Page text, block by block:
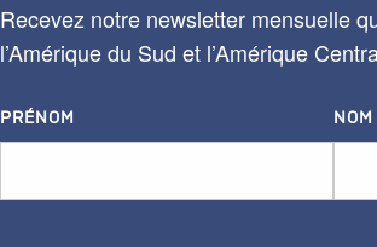
Recevez notre newsletter mensuelle
l’Amérique du Sud et l’Amérique
PRÉNOM